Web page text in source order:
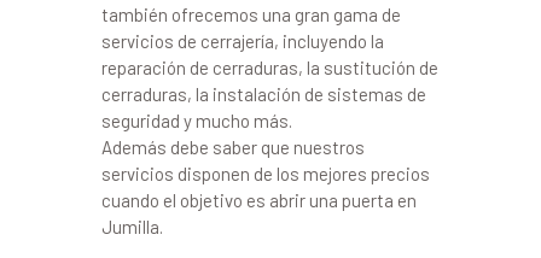
también ofrecemos una gran gama de
servicios de cerrajería, incluyendo la
reparación de cerraduras, la sustitución de
cerraduras, la instalación de sistemas de
seguridad y mucho más.
Además debe saber que nuestros
servicios disponen de los mejores precios
cuando el objetivo es abrir una puerta en
Jumilla.